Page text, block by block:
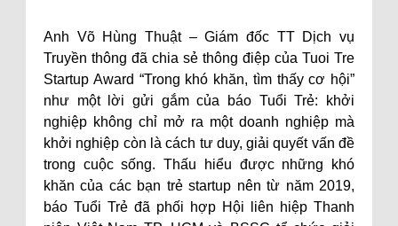
Anh Võ Hùng Thuật – Giám đốc TT Dịch vụ
Truyền thông đã chia sẻ thông điệp của Tuoi Tre
Startup Award “Trong khó khăn, tìm thấy cơ hội”
như một lời gửi gắm của báo Tuổi Trẻ: khởi
nghiệp không chỉ mở ra một doanh nghiệp mà
khởi nghiệp còn là cách tư duy, giải quyết vấn đề
trong cuộc sống. Thấu hiểu được những khó
khăn của các bạn trẻ startup nên từ năm 2019,
báo Tuổi Trẻ đã phối hợp Hội liên hiệp Thanh